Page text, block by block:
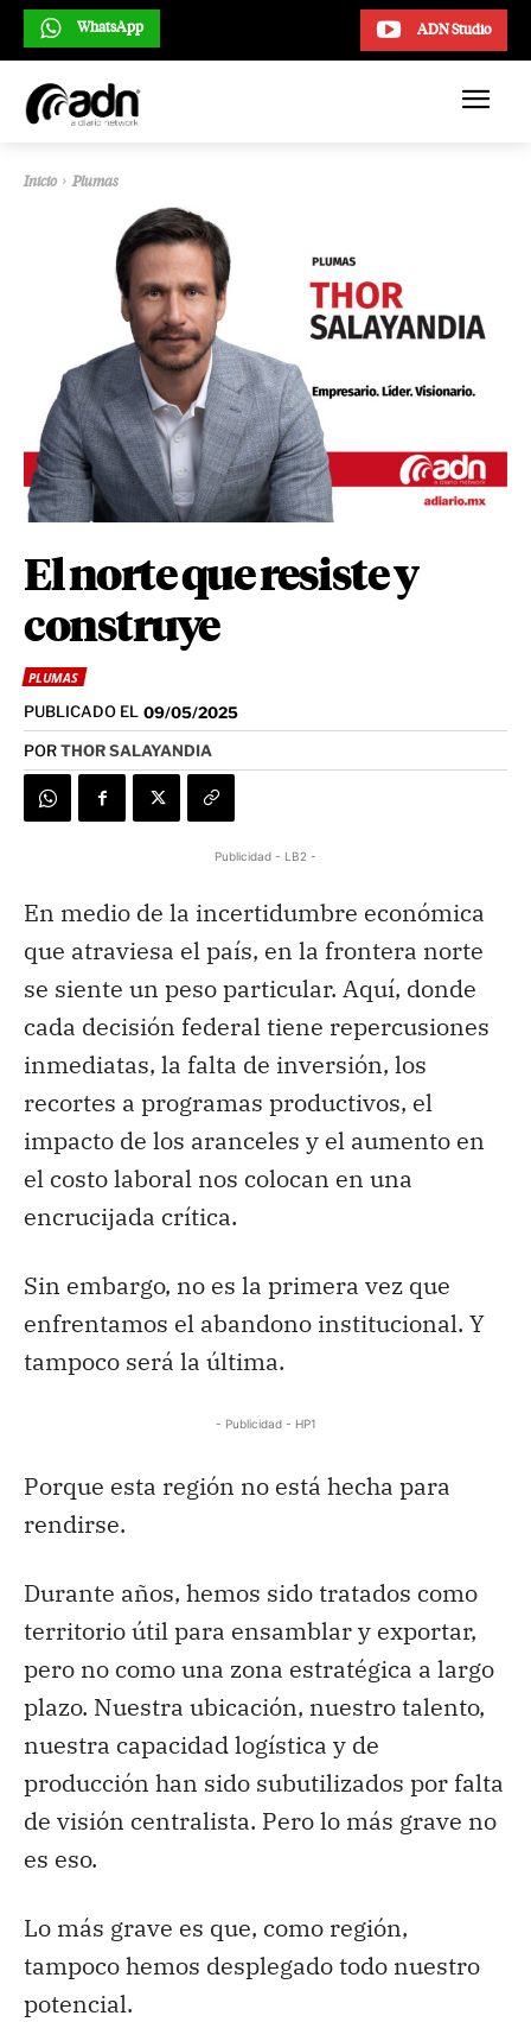
ADN Studio
WhatsApp
Inicio Plumas
El norte que resiste y
construye
PLUMAS
PUBLICADO EL 09/05/2025
PORTHOR SALAYANDIA
Publicidad - LB2 -
En medio de la incertidumbre económica
que atraviesa el país, en la frontera norte
se siente un peso particular. Aquí, donde
cada decisión federal tiene repercusiones
inmediatas, la falta de inversión, los
recortes a programas productivos, el
impacto de los aranceles y el aumento en
el costo laboral nos colocan en una
encrucijada crítica.
Sin embargo, no es la primera vez que
enfrentamos el abandono institucional. Y
tampoco será la última.
- Publicidad - HP1
Porque esta región no está hecha para
rendirse.
Durante años, hemos sido tratados como
territorio útil para ensamblar y exportar,
pero no como una zona estratégica a largo
plazo. Nuestra ubicación, nuestro talento,
nuestra capacidad logística y de
producción han sido subutilizados por falta
de visión centralista. Pero lo más grave no
es eso.
Lo más grave es que, como región,
tampoco hemos desplegado todo nuestro
potencial.